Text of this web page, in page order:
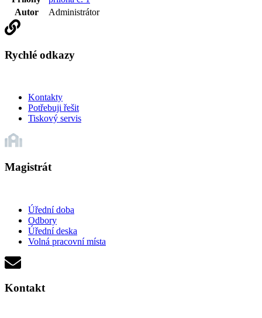
Autor
Administrátor
Rychlé odkazy
Kontakty
Potřebuji řešit
Tiskový servis
Magistrát
Úřední doba
Odbory
Úřední deska
Volná pracovní místa
Kontakt